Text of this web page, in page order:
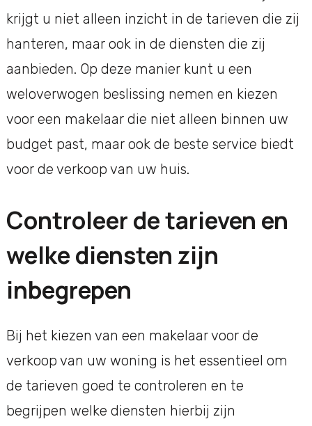
krijgt u niet alleen inzicht in de tarieven die zij
hanteren, maar ook in de diensten die zij
aanbieden. Op deze manier kunt u een
weloverwogen beslissing nemen en kiezen
voor een makelaar die niet alleen binnen uw
budget past, maar ook de beste service biedt
voor de verkoop van uw huis.
Controleer de tarieven en
welke diensten zijn
inbegrepen
Bij het kiezen van een makelaar voor de
verkoop van uw woning is het essentieel om
de tarieven goed te controleren en te
begrijpen welke diensten hierbij zijn